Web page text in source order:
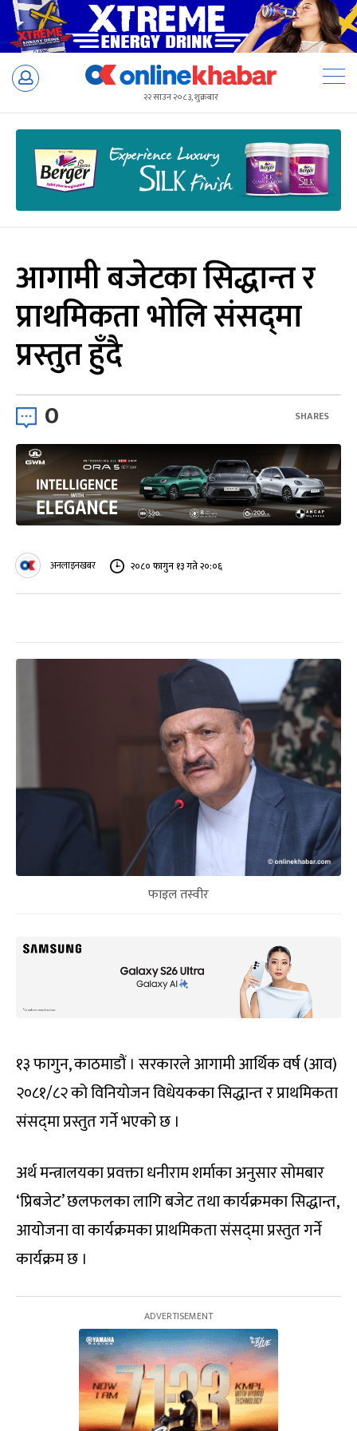
Skip
२२ साउन २०८३, शुक्रबार
आगामी बजेटका सिद्धान्त र
प्राथमिकता भोलि संसद्‍मा
प्रस्तुत हुँदै
0 SHARES
अनलाइनखबर २०८० फागुन १३ गते २०:०६
फाइल तस्वीर
१३ फागुन, काठमाडौं । सरकारले आगामी आर्थिक वर्ष (आव)
२०८१/८२ को विनियोजन विधेयकका सिद्धान्त र प्राथमिकता
संसद्‍मा प्रस्तुत गर्ने भएको छ ।
अर्थ मन्त्रालयका प्रवक्ता धनीराम शर्माका अनुसार सोमबार
‘प्रिबजेट’ छलफलका लागि बजेट तथा कार्यक्रमका सिद्धान्त,
आयोजना वा कार्यक्रमका प्राथमिकता संसद्‍मा प्रस्तुत गर्ने
कार्यक्रम छ ।